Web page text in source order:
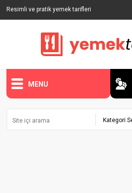
Resimli ve pratik yemek tarifleri
MENU